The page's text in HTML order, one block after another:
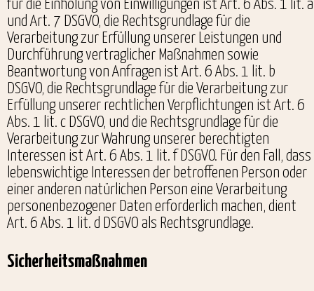
für die Einholung von Einwilligungen ist Art. 6 Abs. 1 lit. a
und Art. 7 DSGVO, die Rechtsgrundlage für die
Verarbeitung zur Erfüllung unserer Leistungen und
Durchführung vertraglicher Maßnahmen sowie
Beantwortung von Anfragen ist Art. 6 Abs. 1 lit. b
DSGVO, die Rechtsgrundlage für die Verarbeitung zur
Erfüllung unserer rechtlichen Verpflichtungen ist Art. 6
Abs. 1 lit. c DSGVO, und die Rechtsgrundlage für die
Verarbeitung zur Wahrung unserer berechtigten
Interessen ist Art. 6 Abs. 1 lit. f DSGVO. Für den Fall, dass
lebenswichtige Interessen der betroffenen Person oder
einer anderen natürlichen Person eine Verarbeitung
personenbezogener Daten erforderlich machen, dient
Art. 6 Abs. 1 lit. d DSGVO als Rechtsgrundlage.
Sicherheitsmaßnahmen